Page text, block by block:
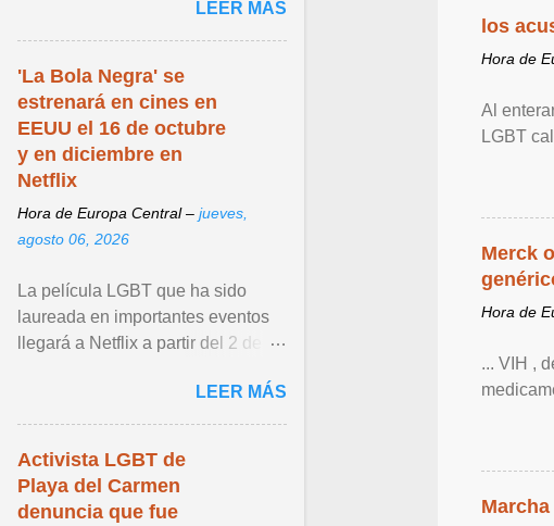
los
Hora de
Al
LGBT
Merck
Hora de
... VIH ,
mensajes en los que ... Ver articulo
...
LEER MÁS
'La Bola Negra' se
estrenará en cines en
EEUU el 16 de octubre
y en diciembre en
Netflix
Hora de Europa Central – jueves,
agosto 06, 2026
La película LGBT que ha sido
laureada en importantes eventos
llegará a Netflix a partir del 2 de
LEER MÁS
Activista LGBT de
Playa del Carmen
denuncia que fue